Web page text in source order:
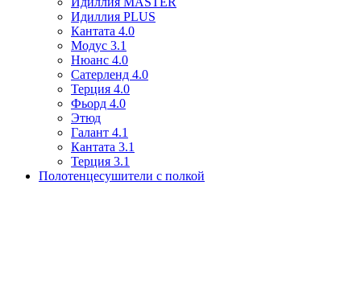
Идиллия PLUS
Кантата 4.0
Модус 3.1
Нюанс 4.0
Сатерленд 4.0
Терция 4.0
Фьорд 4.0
Этюд
Галант 4.1
Кантата 3.1
Терция 3.1
Полотенцесушители с полкой